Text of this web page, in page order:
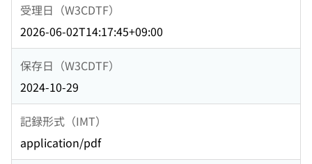
受理日（W3CDTF）
2026-06-02T14:17:45+09:00
保存日（W3CDTF）
2024-10-29
記録形式（IMT）
application/pdf